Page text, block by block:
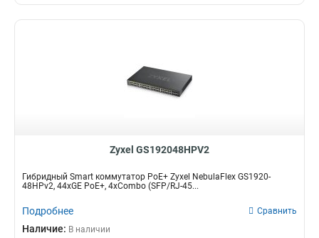
Zyxel GS192048HPV2
Гибридный Smart коммутатор PoE+ Zyxel NebulaFlex GS1920-
48HPv2, 44xGE PoE+, 4xCombo (SFP/RJ-45...
Подробнее Сравнить
Наличие: В наличии